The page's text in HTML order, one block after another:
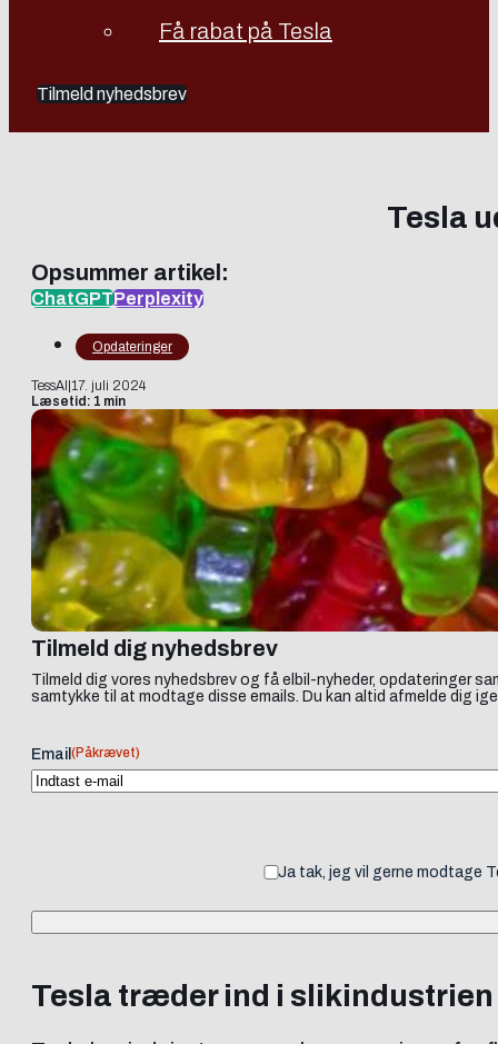
Få rabat på Tesla
Tilmeld nyhedsbrev
Tesla
Opsummer artikel:
ChatGPTPerplexity
Opdateringer
TessAI 17. juli 2024
Læsetid: 1 min
Tilmeld dig nyhedsbrev
Tilmeld dig vores nyhedsbrev og få elbil-nyheder, opdateringer
samtykke til at modtage disse emails. Du kan altid afmelde dig
Email (Påkrævet)
Ja tak, jeg vil gerne modtage
Tesla træder ind i